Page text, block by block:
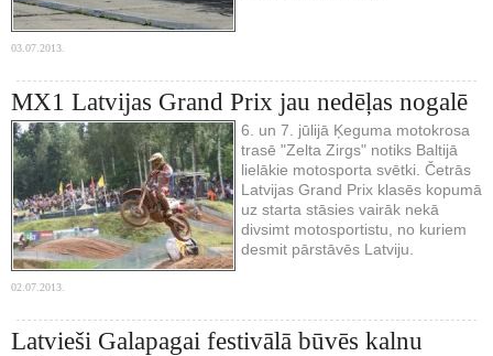
03.07.2013.
MX1 Latvijas Grand Prix jau nedēļas nogalē
6. un 7. jūlijā Ķeguma motokrosa
trasē "Zelta Zirgs" notiks Baltijā
lielākie motosporta svētki. Četrās
Latvijas Grand Prix klasēs kopumā
uz starta stāsies vairāk nekā
divsimt motosportistu, no kuriem
desmit pārstāvēs Latviju.
02.07.2013.
Latvieši Galapagai festivālā būvēs kalnu